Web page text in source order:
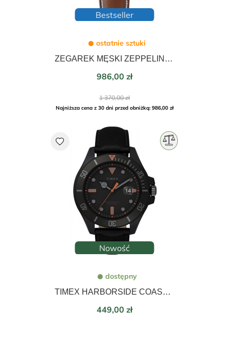
Bestseller
ostatnie sztuki
ZEGAREK MĘSKI ZEPPELIN 100 JAHRE CHRONO 42mm 7674-3
Cena
986,00 zł
Cena
podstawowa
1 370,00 zł
Najniższa cena z 30 dni przed obniżką: 986,00 zł
Nowość
dostępny
TIMEX HARBORSIDE COAST TW2V42300
Cena
449,00 zł
favorite